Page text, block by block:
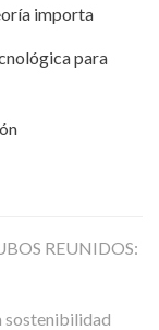
importa
para
REUNIDOS:
sostenibilidad